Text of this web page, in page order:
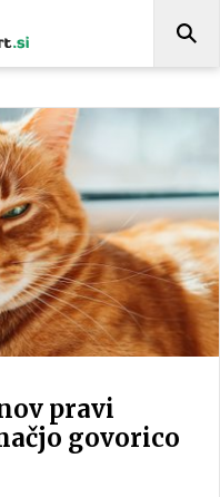
pravi
govorico